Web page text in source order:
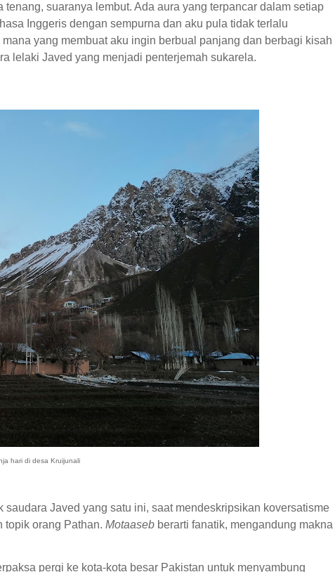
suaranya lembut. Ada aura yang terpancar dalam setiap
Inggeris dengan sempurna dan aku pula tidak terlalu
yang membuat aku ingin berbual panjang dan berbagi kisah
lelaki Javed yang menjadi penterjemah sukarela.
hari di desa Kruijunali
Javed yang satu ini, saat mendeskripsikan koversatisme
topik orang Pathan. Motaaseb berarti fanatik, mengandung makna
pergi ke kota-kota besar Pakistan untuk menyambung